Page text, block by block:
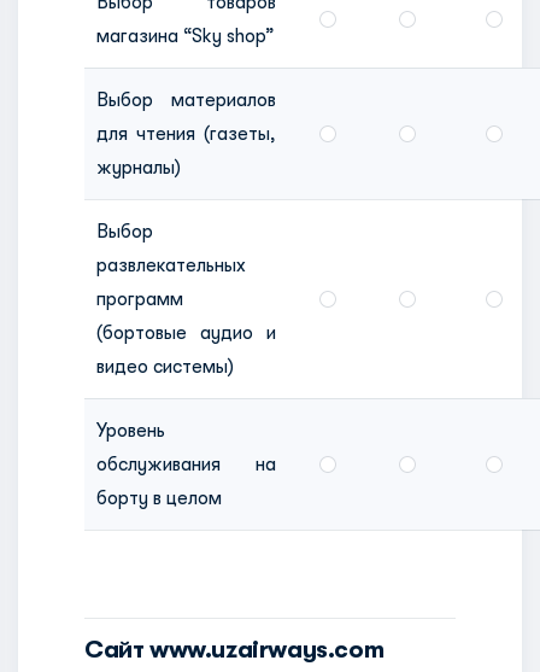
магазина “Sky shop”
Выбор материалов
для чтения (газеты,
журналы)
Выбор
развлекательных
программ
(бортовые аудио и
видео системы)
Уровень
обслуживания на
борту в целом
Сайт www.uzairways.com